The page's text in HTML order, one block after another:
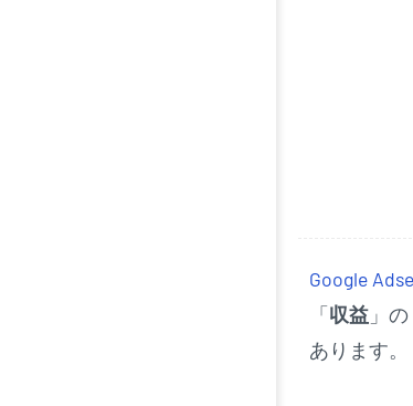
Google
「収益 」
あります。